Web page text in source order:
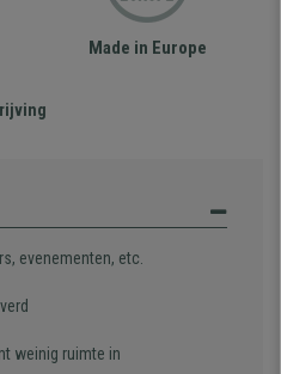
Made in Europe
evenementen, etc.
weinig ruimte in